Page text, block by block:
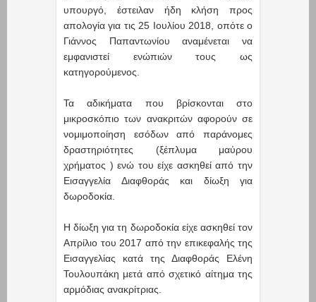
υπουργό, έστειλαν ήδη κλήση προς
απολογία για τις 25 Ιουλίου 2018, οπότε ο
Γιάννος Παπαντωνίου αναμένεται να
εμφανιστεί ενώπιών τους ως
κατηγορούμενος.
Τα αδικήματα που βρίσκονται στο
μικροσκόπιο των ανακριτών αφορούν σε
νομιμοποίηση εσόδων από παράνομες
δραστηριότητες (ξέπλυμα μαύρου
χρήματος ) ενώ του είχε ασκηθεί από την
Εισαγγελία Διαφθοράς και δίωξη για
δωροδοκία.
Η δίωξη για τη δωροδοκία είχε ασκηθεί τον
Απρίλιο του 2017 από την επικεφαλής της
Εισαγγελίας κατά της Διαφθοράς Ελένη
Τουλουπάκη μετά από σχετικό αίτημα της
αρμόδιας ανακρίτριας.